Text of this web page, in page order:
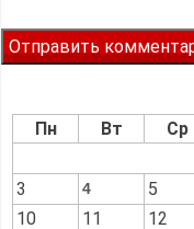
Пн
Вт Ср
3
4 5
10
11 12